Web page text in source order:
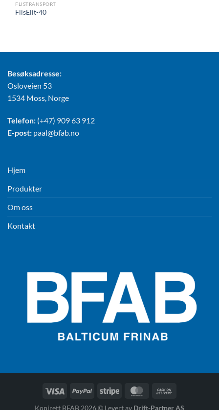
FLISTRANSPORT
FlisElit-40
Besøksadresse:
Osloveien 53
1534 Moss, Norge
Telefon: (+47) 909 63 912
E-post: paal@bfab.no
Hjem
Produkter
Om oss
Kontakt
Kopirett BFAB 2026 © Levert av Drift-Partner AS